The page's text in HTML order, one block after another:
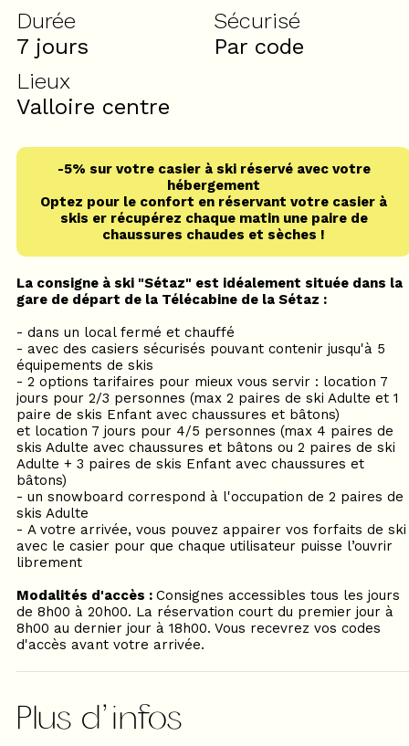
Durée
7 jours
Sécurisé
Par code
Lieux
Valloire centre
-5% sur votre casier à ski réservé avec votre
hébergement
Optez pour le confort en réservant votre casier à
skis er récupérez chaque matin une paire de
chaussures chaudes et sèches !
La consigne à ski "Sétaz" est idéalement située dans la
gare de départ de la Télécabine de la Sétaz :
- dans un local fermé et chauffé
- avec des casiers sécurisés pouvant contenir jusqu'à 5
équipements de skis
- 2 options tarifaires pour mieux vous servir : location 7
jours pour 2/3 personnes (max 2 paires de ski Adulte et 1
paire de skis Enfant avec chaussures et bâtons)
et location 7 jours pour 4/5 personnes (max 4 paires de
skis Adulte avec chaussures et bâtons ou 2 paires de ski
Adulte + 3 paires de skis Enfant avec chaussures et
bâtons)
- un snowboard correspond à l'occupation de 2 paires de
skis Adulte
- A votre arrivée, vous pouvez appairer vos forfaits de ski
avec le casier pour que chaque utilisateur puisse l’ouvrir
librement
Modalités d'accès : Consignes accessibles tous les jours
de 8h00 à 20h00. La réservation court du premier jour à
8h00 au dernier jour à 18h00. Vous recevrez vos codes
d'accès avant votre arrivée.